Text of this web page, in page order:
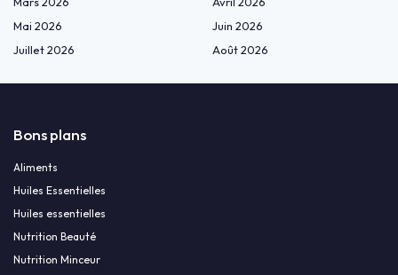
Mai 2026
Juin 2026
Juillet 2026
Août 2026
Bons plans
Aliments
Huiles Essentielles
Huiles essentielles
Nutrition Beauté
Nutrition Minceur